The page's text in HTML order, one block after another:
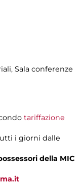
, Sala conferenze
tariffazione
i giorni dalle
della MIC